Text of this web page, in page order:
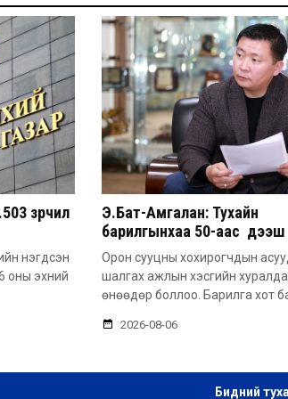
зөрчил
нэгдсэн
оны эхний
Э.Бат-Амгалан: Тухайн
барилгынхаа 50-аас дээш
барьсан тохиолдолд
захиалга авдаг болгоно
Орон сууцны хохирогчдын
шалгах ажлын хэсгийн
өнөөдөр боллоо. Барилга хот
2026-08-06
Бидний